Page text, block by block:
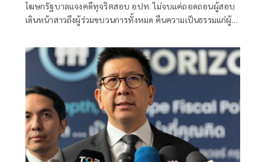
โฆษกรัฐบาลแจงคดีทุจริตสอบ อปท. ไม่จบแค่ถอดถอนผู้สอบ
เดินหน้าสาวถึงผู้ร่วมขบวนการทั้งหมด คืนความเป็นธรรมแก่ผู้
ประชาชนต่อระบบการสอบเข้ารับราชการทุกระดับ